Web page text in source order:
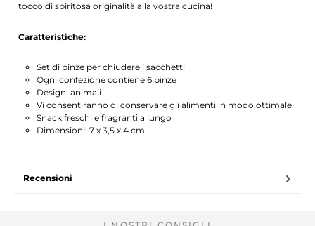
tocco di spiritosa originalità alla vostra cucina!
Caratteristiche:
Set di pinze per chiudere i sacchetti
Ogni confezione contiene 6 pinze
Design: animali
Vi consentiranno di conservare gli alimenti in modo ottimale
Snack freschi e fragranti a lungo
Dimensioni: 7 x 3,5 x 4 cm
Recensioni